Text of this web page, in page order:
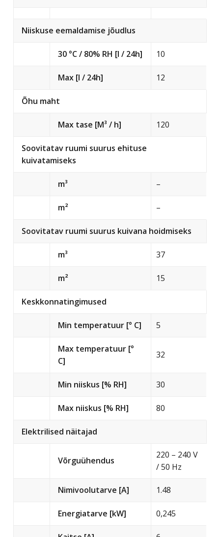
Niiskuse eemaldamise jõudlus
30 °C / 80% RH [l / 24h] 10
Max [l / 24h] 12
Õhu maht
Max tase [M³ / h] 120
Soovitatav ruumi suurus ehituse
kuivatamiseks
m³ –
m² –
Soovitatav ruumi suurus kuivana hoidmiseks
m³ 37
m² 15
Keskkonnatingimused
Min temperatuur [° C] 5
Max temperatuur [°
C]
32
Min niiskus [% RH] 30
Max niiskus [% RH] 80
Elektrilised näitajad
Võrguühendus
220 – 240 V
/ 50 Hz
Nimivoolutarve [A] 1.48
Energiatarve [kW] 0,245